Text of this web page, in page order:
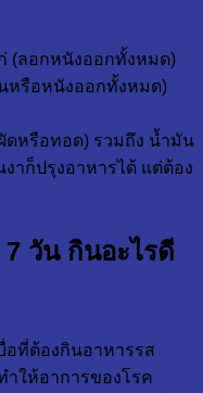
(ลอกหนังออกทั้งหมด)
หรือหนังออกทั้งหมด)
หรือทอด) รวมถึง น้ำมัน
าก็ปรุงอาหารได้ แต่ต้อง
วัน กินอะไรดี
อที่ต้องกินอาหารรส
ำให้อาการของโรค